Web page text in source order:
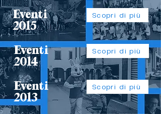
Eventi
2015
Eventi
2014
Eventi
2013
Scopri di più
Scopri di più
Scopri di più